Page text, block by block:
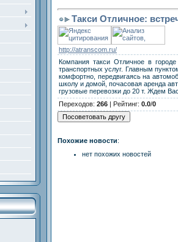
Такси Отличное:
http://atranscom.ru/
Компания такси Отличное в
транспортных услуг. Главным
комфортно, передвигаясь на
школу и домой, почасовая аренда
грузовые перевозки до 20 т. Ждем
Переходов: 266 | Рейтинг: 0.0/0
Похожие новости:
нет похожих новостей